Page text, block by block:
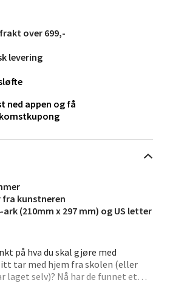
kunstneren
ark (210mm x 297 mm) og US letter
på hva du skal gjøre med
tar med hjem fra skolen (eller
laget selv)? Nå har de funnet et
over 699,-
levering
ned appen og få
4016 Stavanger
Sandnes - Kvadrat
4313 Sandnes
Velg